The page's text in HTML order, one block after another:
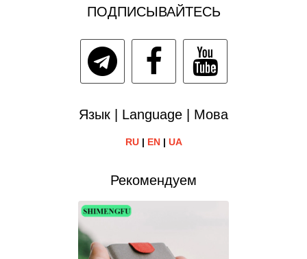
ПОДПИСЫВАЙТЕСЬ
Язык | Language | Мова
RU| EN| UA
Рекомендуем